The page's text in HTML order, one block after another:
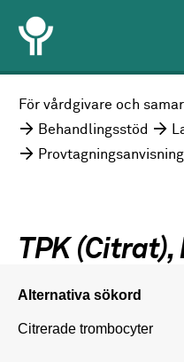
För vårdgivare och
Behandlingsstöd
TPK (Citrat),
Alternativa sökord
Citrerade trombocyter